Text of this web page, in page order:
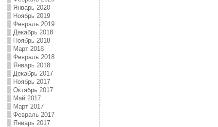
Январь 2020
Ноябрь 2019
Февраль 2019
Декабрь 2018
Ноябрь 2018
Март 2018
Февраль 2018
Январь 2018
Декабрь 2017
Ноябрь 2017
Октябрь 2017
Май 2017
Март 2017
Февраль 2017
Январь 2017